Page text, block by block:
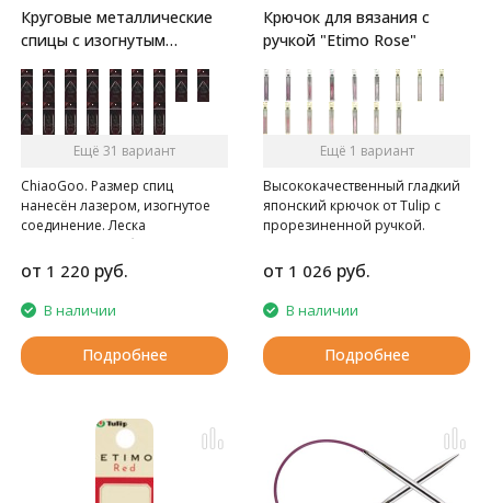
Круговые металлические
спицы с изогнутым
Ещё 31 вариант
ChiaoGoo. Размер спиц
нанесён лазером, изогнутое
соединение. Леска
представляет собой
металлический трос,
обтянутый нейлоном. Кончики
стандартные, спицы с изгибом.
Такая форма соединения
повторяет изгиб руки, поэтому
процесс вязания становится
считается от кончика до
от 1 220 руб.
В наличии
Подробнее
Крючок для вязания с
ручкой "Etimo Rose"
Ещё 1 вариант
Высококачественный гладкий
японский крючок от Tulip c
прорезиненной ручкой.
от 1 026 руб.
В наличии
Подробнее